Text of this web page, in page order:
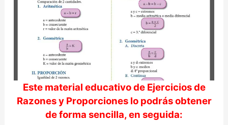
Este material educativo de Ejercicios de
Razones y Proporcioneslo podrás obtener
de forma sencilla, en seguida: